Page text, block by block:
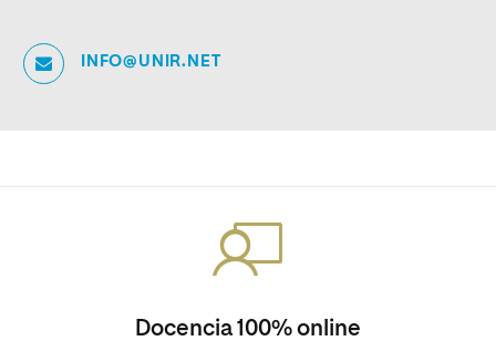
INFO@UNIR.NET
Docencia 100% online